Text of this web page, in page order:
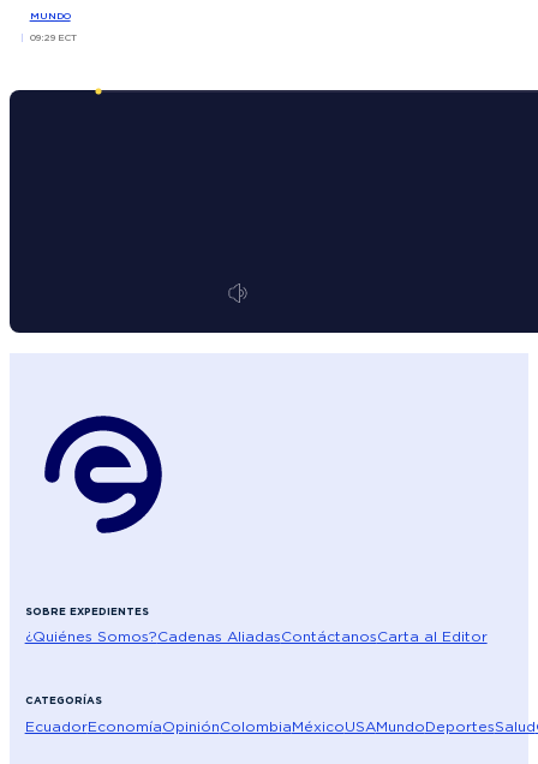
MUNDO
09:29 ECT
SOBRE EXPEDIENTES
¿Quiénes Somos?Cadenas AliadasContáctanosCarta al Editor
CATEGORÍAS
EcuadorEconomíaOpiniónColombiaMéxicoUSAMundoDeportesSalud